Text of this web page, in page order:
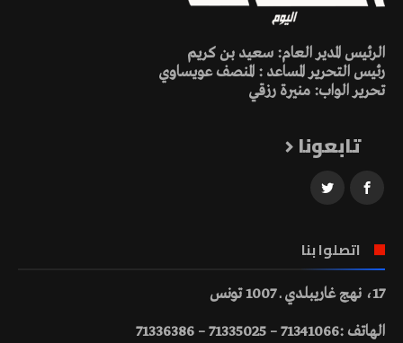
الرئيس المدير العام: سعيد بن كريم
رئيس التحرير المساعد : المنصف عويساوي
تحرير الواب: منيرة رزقي
تابعونا
اتصلوا بنا
17، نهج غاريبلدي ـ 1007 تونس
الهاتف :71341066 – 71335025 – 71336386